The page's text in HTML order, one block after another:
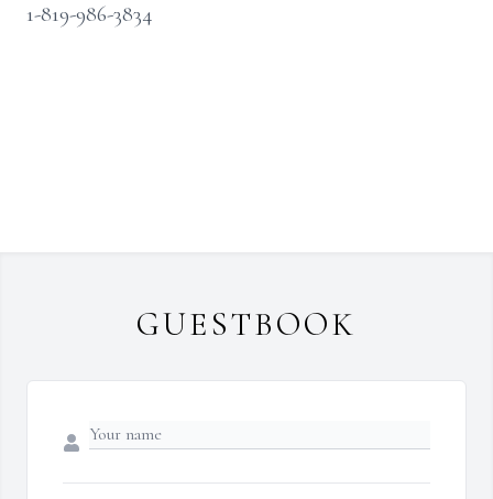
1-819-986-3834
GUESTBOOK